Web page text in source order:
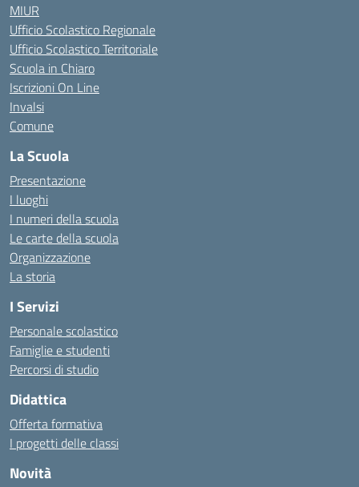
MIUR
Ufficio Scolastico Regionale
Ufficio Scolastico Territoriale
Scuola in Chiaro
Iscrizioni On Line
Invalsi
Comune
La Scuola
Presentazione
I luoghi
I numeri della scuola
Le carte della scuola
Organizzazione
La storia
I Servizi
Personale scolastico
Famiglie e studenti
Percorsi di studio
Didattica
Offerta formativa
I progetti delle classi
Novità